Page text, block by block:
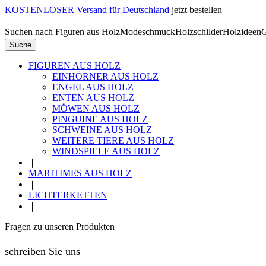
KOSTENLOSER Versand für Deutschland jetzt bestellen
Suchen nach Figuren aus HolzModeschmuckHolzschilderHolzideen
Suche
FIGUREN AUS HOLZ
EINHÖRNER AUS HOLZ
ENGEL AUS HOLZ
ENTEN AUS HOLZ
MÖWEN AUS HOLZ
PINGUINE AUS HOLZ
SCHWEINE AUS HOLZ
WEITERE TIERE AUS HOLZ
WINDSPIELE AUS HOLZ
MARITIMES AUS HOLZ
LICHTERKETTEN
Fragen zu unseren Produkten
schreiben Sie uns